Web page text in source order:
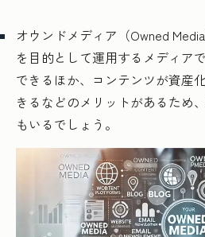
オウンドメディア（Owned
を目的として運用するメディア
できるほか、コンテンツが資産
きるなどのメリットがあるため
もいるでしょう。